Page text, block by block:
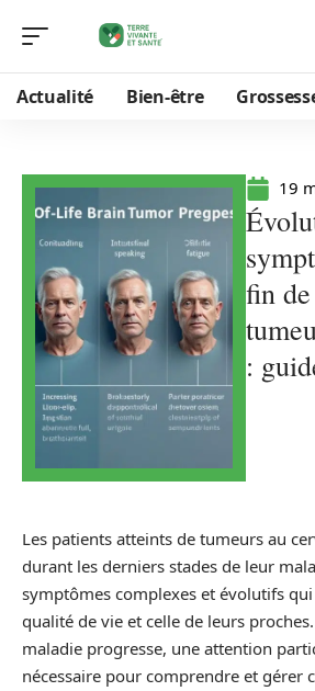
Actualité Bien-être
19
fin
:
Les patients atteints de tumeurs au
durant les derniers stades de leur
symptômes complexes et évolutifs
qualité de vie et celle de leurs
maladie progresse, une attention
nécessaire pour comprendre et gérer